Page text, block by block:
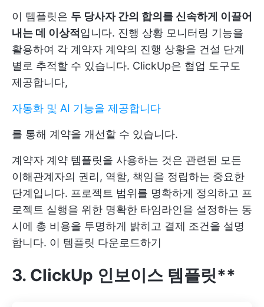
이 템플릿은 두 당사자 간의 합의를 신속하게 이끌어
내는 데 이상적 입니다. 진행 상황 모니터링 기능을
활용하여 각 계약자 계약의 진행 상황을 건설 단계
별로 추적할 수 있습니다. ClickUp은 협업 도구도
제공합니다,
자동화 및 AI 기능을 제공합니다
를 통해 계약을 개선할 수 있습니다.
계약자 계약 템플릿을 사용하는 것은 관련된 모든
이해관계자의 권리, 역할, 책임을 정립하는 중요한
단계입니다. 프로젝트 범위를 명확하게 정의하고 프
로젝트 실행을 위한 명확한 타임라인을 설정하는 동
시에 총 비용을 투명하게 밝히고 결제 조건을 설명
합니다. 이 템플릿 다운로드하기
3. ClickUp 인보이스 템플릿**